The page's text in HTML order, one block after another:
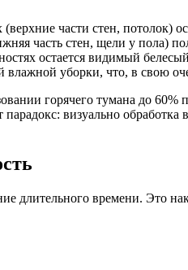
(верхние части стен,
часть стен, щели у пола)
остается видимый
уборки, что, в свою
горячего тумана до 60%
визуально
длительного времени. Это